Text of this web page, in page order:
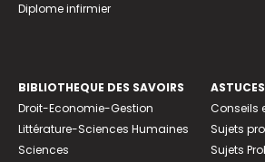
Diplome infirmier
BIBLIOTHEQUE DES SAVOIRS
Droit-Economie-Gestion
Littérature-Sciences Humaines
Sciences
Conseils
Sujets
Sujets